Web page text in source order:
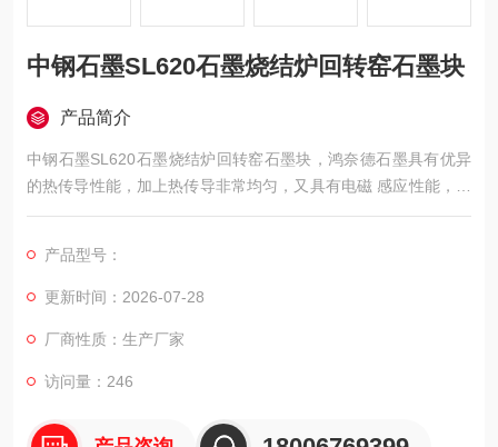
中钢石墨SL620石墨烧结炉回转窑石墨块
产品简介
中钢石墨SL620石墨烧结炉回转窑石墨块，鸿奈德石墨具有优异
的热传导性能，加上热传导非常均匀，又具有电磁 感应性能，公
司现在开发了系列的生活用碳制品。石墨的热传导性是金属的4倍
产品型号：
更新时间：2026-07-28
厂商性质：生产厂家
访问量：246